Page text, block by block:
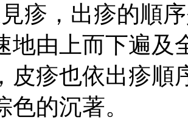
疹，出疹的順
地由上而下遍及
皮疹也依出疹順
色的沉著。